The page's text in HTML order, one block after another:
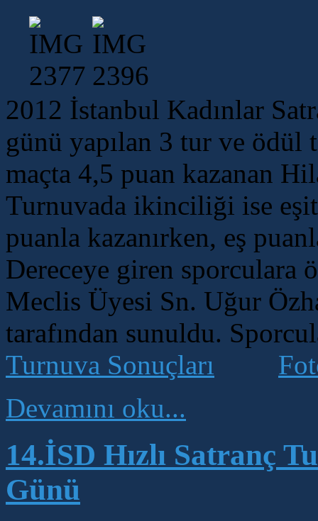
2012 İstanbul Kadınlar
günü yapılan 3 tur ve ödül
maçta 4,5 puan kazanan
Turnuvada ikinciliği ise
puanla kazanırken, eş
Dereceye giren
Meclis Üyesi Sn. Uğur
tarafından sunuldu.
Turnuva Sonuçları
Devamını oku...
14.İSD Hızlı Satranç
Günü